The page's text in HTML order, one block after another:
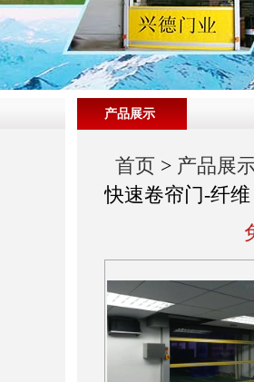
产品展示
首页 > 产品展
快速卷帘门-纤维